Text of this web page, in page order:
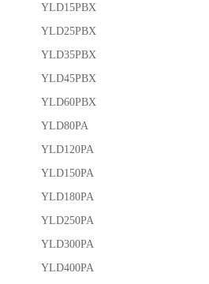
YLD15PBX
YLD25PBX
YLD35PBX
YLD45PBX
YLD60PBX
YLD80PA
YLD120PA
YLD150PA
YLD180PA
YLD250PA
YLD300PA
YLD400PA